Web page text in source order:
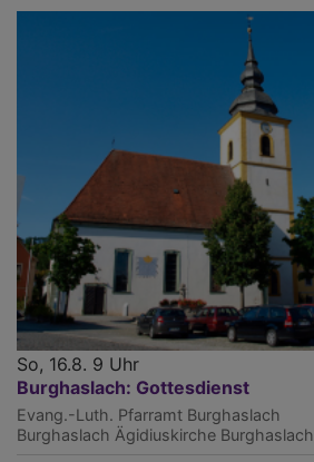
So, 16.8. 9 Uhr
Burghaslach: Gottesdienst
Evang.-Luth. Pfarramt Burghaslach
Burghaslach Ägidiuskirche Burghaslach